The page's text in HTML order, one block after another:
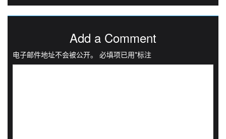
Add a Comment
电子邮件地址不会被公开。 必填项已用*标注